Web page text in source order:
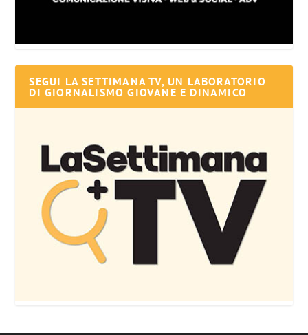
SEGUI LA SETTIMANA TV, UN LABORATORIO
DI GIORNALISMO GIOVANE E DINAMICO